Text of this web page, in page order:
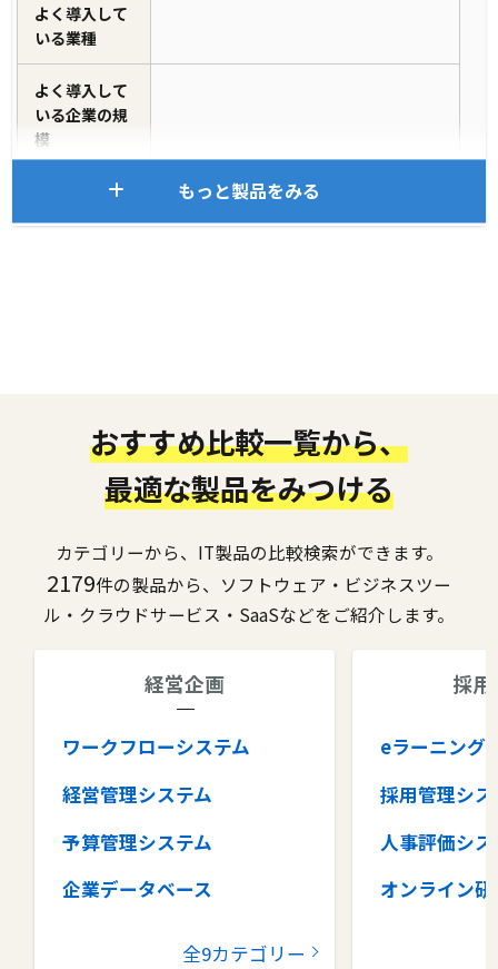
よく導入して
いる業種
よく導入して
いる企業の規
模
もっと製品をみる
おすすめ比較一覧から、
最適な製品をみつける
カテゴリーから、IT製品の比較検索ができます。
2179件の製品から、ソフトウェア・ビジネスツー
ル・クラウドサービス・SaaSなどをご紹介します。
経営企画
ワークフローシステム
経営管理システム
予算管理システム
企業データベース
全9カテゴリー
採
eラーニング
採用管理シス
人事評価シ
オンライン研